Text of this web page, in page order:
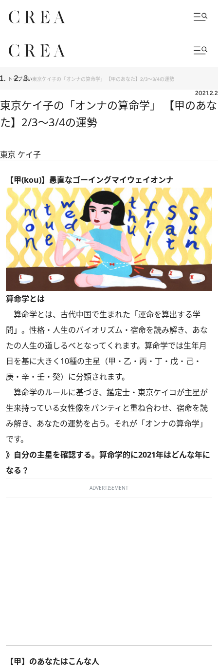
トップ占い東京ケイ子の「オンナの算命学」 【甲のあなた】2/3～3/4の運勢
2021.2.2
東京ケイ子の「オンナの算命学」 【甲のあな
た】2/3～3/4の運勢
東京 ケイ子
【甲(kou)】愚直なゴーイングマイウェイオンナ
算命学とは
算命学とは、古代中国で生まれた「運命を算出する学
問」。性格・人生のバイオリズム・宿命を読み解き、あな
たの人生の道しるべとなってくれます。算命学では生年月
日を基に大きく10種の主星（甲・乙・丙・丁・戊・己・
庚・辛・壬・癸）に分類されます。
算命学のルールに基づき、鑑定士・東京ケイコが主星が
生来持っている女性像をパンティと重ね合わせ、宿命を読
み解き、あなたの運勢を占う。それが「オンナの算命学」
です。
》 自分の主星を確認する。算命学的に2021年はどんな年に
なる？
ADVERTISEMENT
【甲】のあなたはこんな人